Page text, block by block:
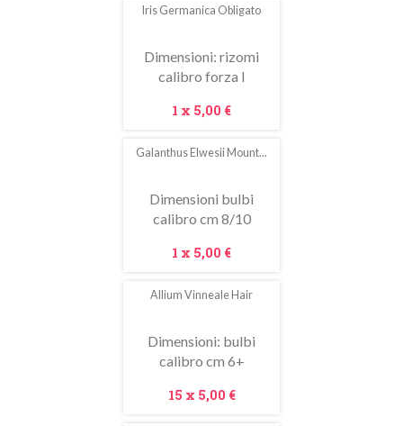
Iris Germanica Obligato
Dimensioni: rizomi
calibro forza I
Prezzo
1 x 5,00 €
Galanthus Elwesii Mount...
Dimensioni bulbi
calibro cm 8/10
Prezzo
1 x 5,00 €
Allium Vinneale Hair
Dimensioni: bulbi
calibro cm 6+
Prezzo
15 x 5,00 €